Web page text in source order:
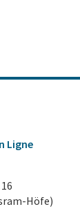
Ligne
Höfe)